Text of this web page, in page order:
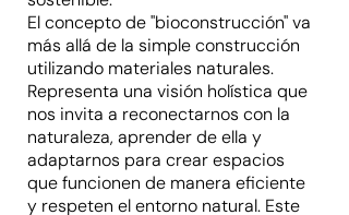
El concepto de "bioconstrucción" va
más allá de la simple construcción
utilizando materiales naturales.
Representa una visión holística que
nos invita a reconectarnos con la
naturaleza, aprender de ella y
adaptarnos para crear espacios
que funcionen de manera eficiente
y respeten el entorno natural. Este